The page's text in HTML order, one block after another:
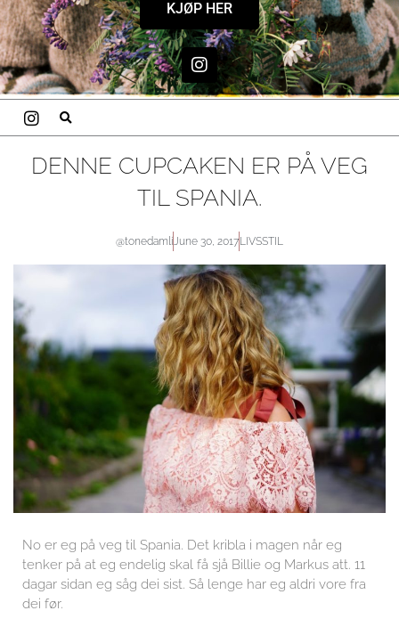
KJØP HER
I
n
s
r
a
m
DENNE CUPCAKEN ER PÅ VEG
TIL SPANIA.
@tonedamliJune 30, 2017LIVSSTIL
No er eg på veg til Spania. Det kribla i magen når eg
tenker på at eg endelig skal få sjå Billie og Markus att. 11
dagar sidan eg såg dei sist. Så lenge har eg aldri vore fra
dei før.